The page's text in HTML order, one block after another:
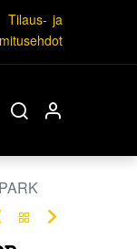
Tilaus- ja